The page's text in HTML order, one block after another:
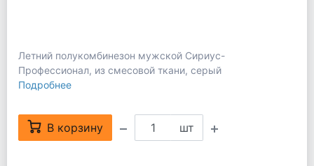
Летний полукомбинезон мужской Сириус-
Профессионал, из смесовой ткани, серый
Подробнее
В корзину шт